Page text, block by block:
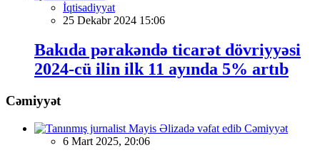
İqtisadiyyat
25 Dekabr 2024 15:06
Bakıda pərakəndə ticarət dövriyyəsi
2024-cü ilin ilk 11 ayında 5% artıb
Cəmiyyət
Cəmiyyət
6 Mart 2025, 20:06